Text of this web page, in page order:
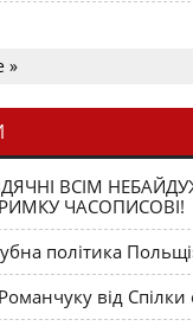
»
ВСІМ
ЧАСОПИСОВІ!
політика
від Спілки